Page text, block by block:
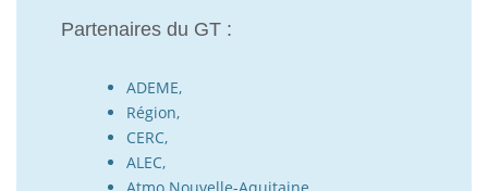
Partenaires du GT :
ADEME,
Région,
CERC,
ALEC,